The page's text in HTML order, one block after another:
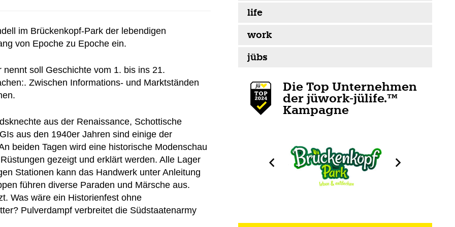
im Brückenkopf-Park der lebendigen
von Epoche zu Epoche ein.
nennt soll Geschichte vom 1. bis ins 21.
Zwischen Informations- und Marktständen
aus der Renaissance, Schottische
aus den 1940er Jahren sind einige der
beiden Tagen wird eine historische Modenschau
gezeigt und erklärt werden. Alle Lager
Stationen kann das Handwerk unter Anleitung
führen diverse Paraden und Märsche aus.
Was wäre ein Historienfest ohne
Pulverdampf verbreitet die Südstaatenarmy
life
work
jübs
Die Top Unternehmen
der jüwork-jülife.™
Kampagne